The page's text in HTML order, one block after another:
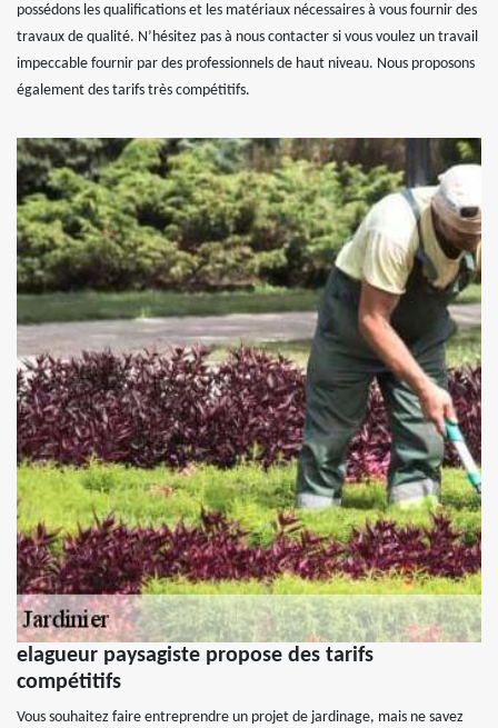
possédons les qualifications et les matériaux nécessaires à vous fournir des
travaux de qualité. N’hésitez pas à nous contacter si vous voulez un travail
impeccable fournir par des professionnels de haut niveau. Nous proposons
également des tarifs très compétitifs.
elagueur paysagiste propose des tarifs
compétitifs
Vous souhaitez faire entreprendre un projet de jardinage, mais ne savez